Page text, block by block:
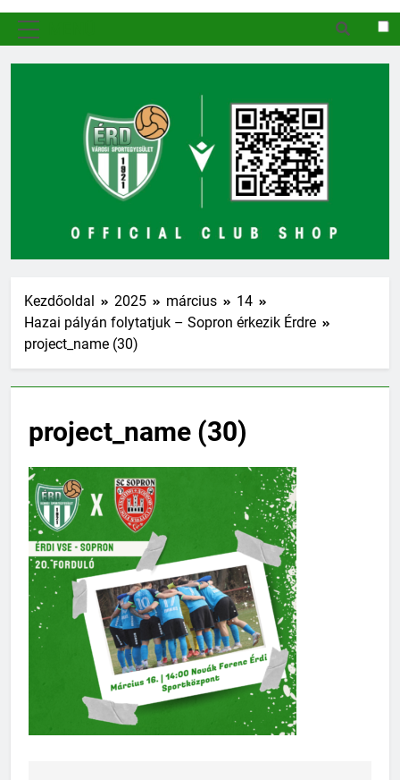
Kezdőoldal 2025 március
14
Hazai pályán folytatjuk – Sopron érkezik Érdre
project_name (30)
project_name (30)